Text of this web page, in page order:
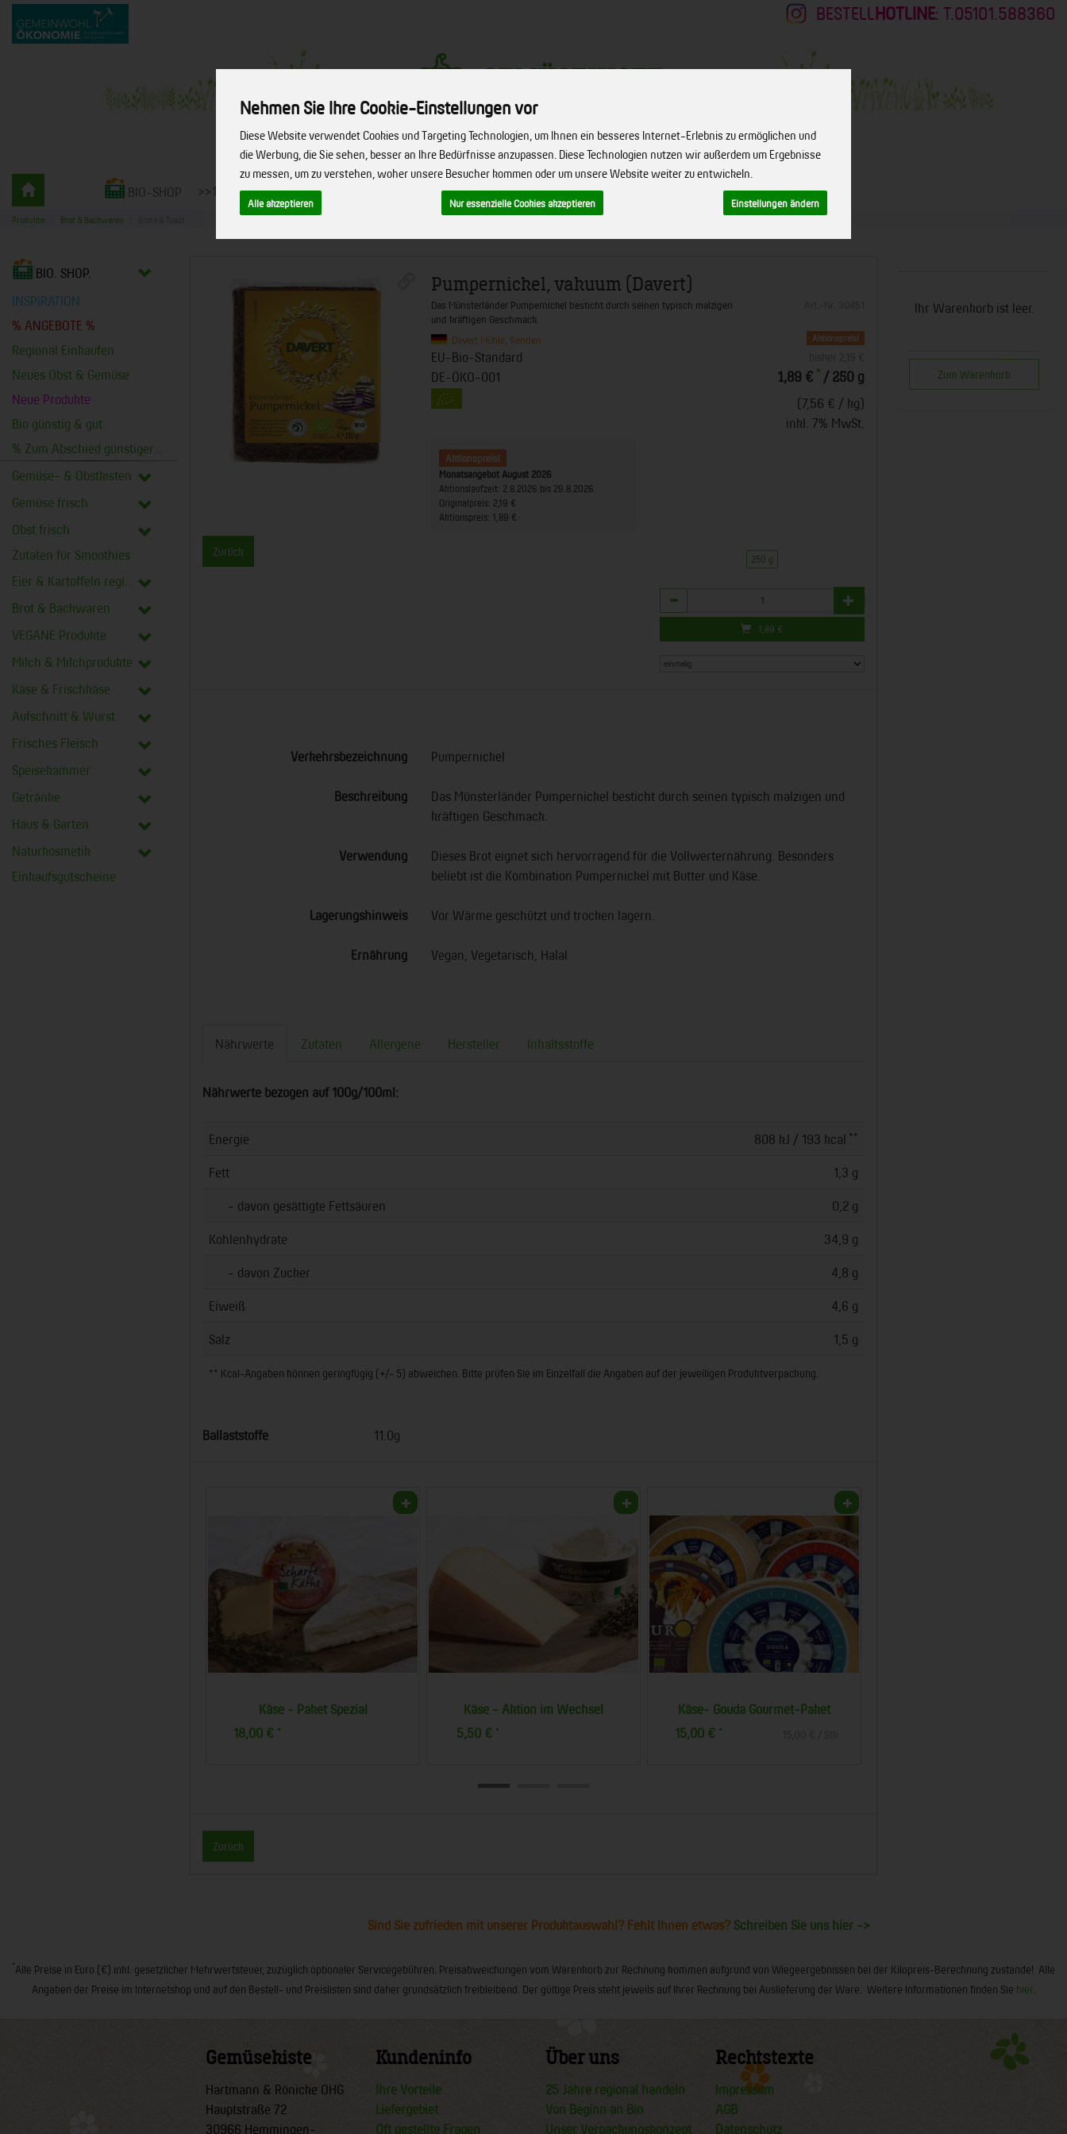
Nehmen Sie Ihre Cookie-Einstellungen vor
Diese Website verwendet Cookies und Targeting Technologien, um Ihnen ein besseres Internet-Erlebnis zu ermöglichen und
die Werbung, die Sie sehen, besser an Ihre Bedürfnisse anzupassen. Diese Technologien nutzen wir außerdem um Ergebnisse
zu messen, um zu verstehen, woher unsere Besucher kommen oder um unsere Website weiter zu entwickeln.
Alle akzeptieren Nur essenzielle Cookies akzeptieren Einstellungen ändern
BESTELL HOTLINE: T.05101.588360
Produkt
Gemüsekiste
bio.
vielfalt.
BIO-SHOP >>10% RABATT<< LIEFERSERVICE FIRMENSERVICE REZEPTE BIO-HÖFE KONTAKT
Produkte Brot & Backwaren
BIO. SHOP.
INSPIRATION
% ANGEBOTE %
Regional Einkaufen
Neues Obst & Gemüse
Neue Produkte
Bio günstig & gut
Gemüse- & Obstkisten
Gemüse frisch
Obst frisch
Zutaten für Smoothies
Eier & Kartoffeln regional
Brot & Backwaren
VEGANE Produkte
Milch & Milchprodukte
Käse & Frischkäse
Aufschnitt & Wurst
Frisches Fleisch
Speisekammer
Getränke
Haus & Garten
Naturkosmetik
Einkaufsgutscheine
Pumpernickel, vakuum (Davert)
Das Münsterländer Pumpernickel besticht durch seinen typisch malzigen
und kräftigen Geschmack.
Davert Mühle, Senden
EU-Bio-Standard
DE-ÖKO-001
Aktionspreis!
1,89 € * / 250 g
(7,56 € / kg)
inkl. 7% MwSt.
Aktionspreis!
Monatsangebot August 2026
Aktionslaufzeit: 2.8.2026 bis 29.8.2026
Originalpreis: 2,19 €
Aktionspreis: 1,89 €
Zurück
250 g
Anzahl
1,89 €
Verkehrsbezeichnung Pumpernickel
Beschreibung
Das Münsterländer Pumpernickel besticht durch seinen typisch malzigen und
kräftigen Geschmack.
Verwendung
Dieses Brot eignet sich hervorragend für die Vollwerternährung. Besonders
beliebt ist die Kombination Pumpernickel mit Butter und Käse.
Lagerungshinweis Vor Wärme geschützt und trocken lagern.
Ernährung Vegan, Vegetarisch, Halal
Nährwerte Zutaten Allergene Hersteller Inhaltsstoffe
Nährwerte bezogen auf 100g/100ml:
Energie 808 kJ / 193 kcal **
Fett 1,3 g
- davon gesättigte Fettsäuren 0,2 g
Kohlenhydrate 34,9 g
- davon Zucker 4,8 g
Eiweiß 4,6 g
Salz 1,5 g
** Kcal-Angaben können geringfügig (+/- 5) abweichen. Bitte prüfen Sie im Einzelfall die Angaben auf der jeweiligen Produktverpackung.
Ballaststoffe 11.0g
Käse - Paket Spezial
18,00 € *
Käse - Aktion im Wechsel
5,50 € *
Käse- Gouda Gourmet-Paket
15,00 € *
Zurück
Ihr Warenkorb ist leer.
Zum Warenkorb
Sind Sie zufrieden mit unserer Produktauswahl? Fehlt Ihnen etwas? Schreiben Sie uns hier ->
*Alle Preise in Euro (€) inkl. gesetzlicher Mehrwertsteuer, zuzüglich optionaler Servicegebühren. Preisabweichungen vom Warenkorb zur Rechnung kommen aufgrund von Wiegeergebnissen bei der Kilopreis-Berechnung zustande! Alle
Angaben der Preise im Internetshop und auf den Bestell- und Preislisten sind daher grundsätzlich freibleibend. Der gültige Preis steht jeweils auf Ihrer Rechnung bei Auslieferung der Ware. Weitere Informationen finden Sie hier
Gemüsekiste
Hartmann & Rönicke OHG
Hauptstraße 72
30966 Hemmingen-
Kundeninfo
Ihre Vorteile
Liefergebiet
Oft gestellte Fragen
Über uns
25 Jahre regional handeln
Von Beginn an Bio
Unser Verpackungskonzept
Rechtstexte
Impressum
AGB
Datenschutz